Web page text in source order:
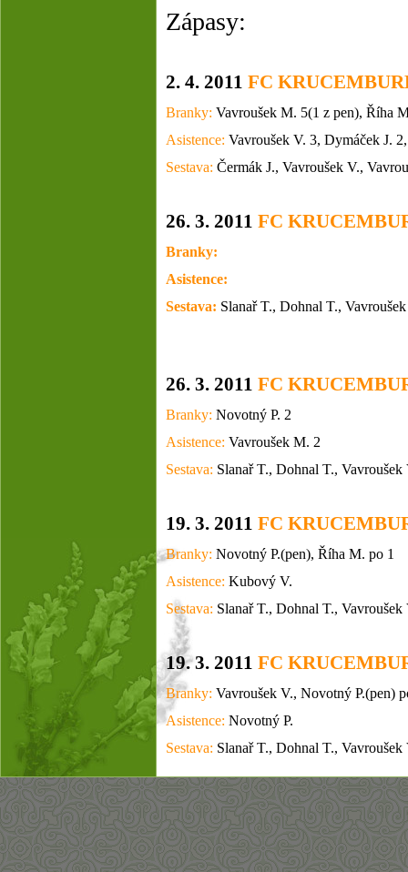
Zápasy:
2. 4. 2011 FC
Branky: Vavroušek M. 5(1 z pen), Říha
Asistence: Vavroušek V. 3, Dymáček J.
Sestava: Čermák J., Vavroušek V.,
26. 3. 2011 FC
Branky:
Asistence:
Sestava: Slanař T., Dohnal T.,
26. 3. 2011 FC
Branky: Novotný P. 2
Asistence: Vavroušek M. 2
Sestava: Slanař T., Dohnal T., Vavroušek
19. 3. 2011 FC
Branky: Novotný P.(pen), Říha M. po 1
Asistence: Kubový V.
Sestava: Slanař T., Dohnal T., Vavroušek
19. 3. 2011 FC
Branky: Vavroušek V., Novotný P.(pen)
Asistence: Novotný P.
Sestava: Slanař T., Dohnal T., Vavroušek